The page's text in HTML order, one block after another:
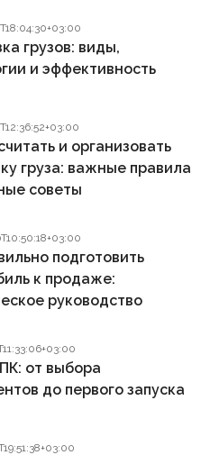
грузов: виды,
и эффективность
и организовать
груза: важные правила
советы
подготовить
к продаже:
руководство
от выбора
до первого запуска